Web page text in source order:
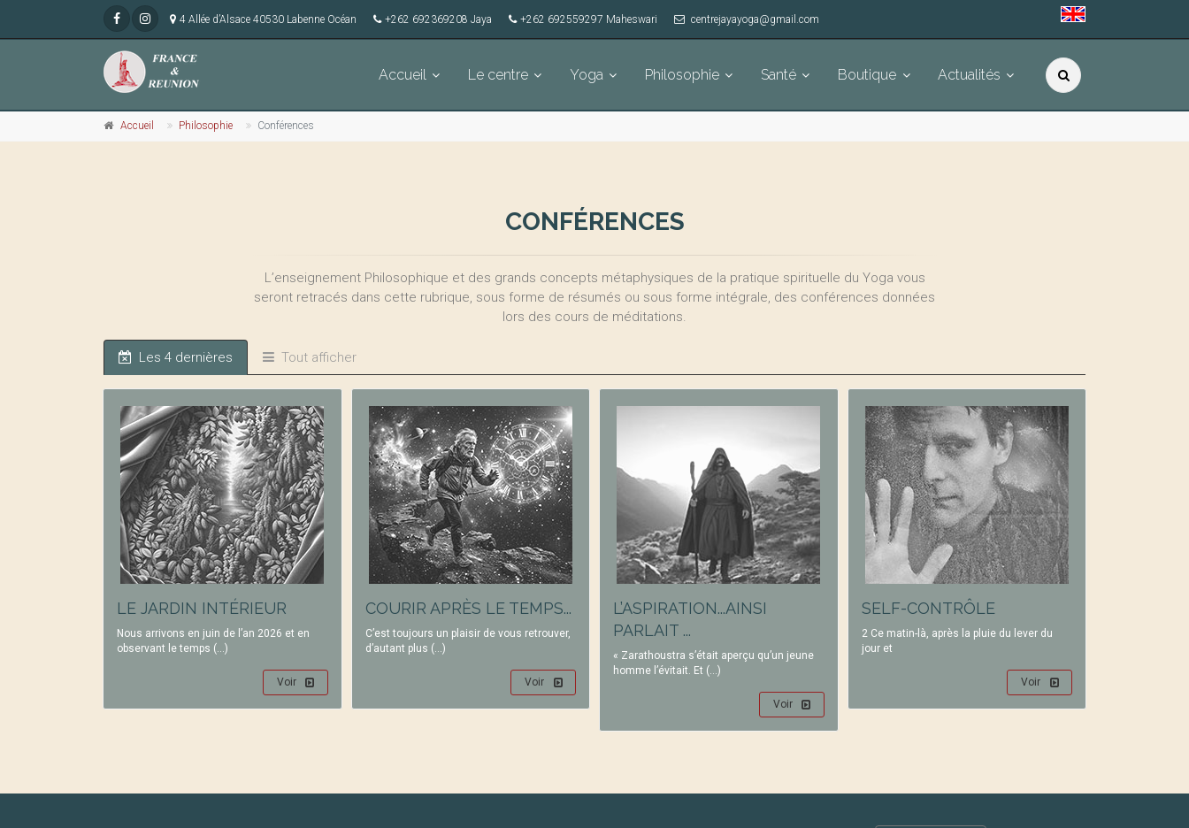
4 Allée d’Alsace 40530 Labenne Océan +262 692369208 Jaya +262 692559297 Maheswari centrejayayoga@gmail.com
Accueil Le centre Yoga Philosophie Santé Boutique Actualités
Accueil Philosophie Conférences
CONFÉRENCES
L’enseignement Philosophique et des grands concepts métaphysiques de la pratique spirituelle du Yoga vous
seront retracés dans cette rubrique, sous forme de résumés ou sous forme intégrale, des conférences données
lors des cours de méditations.
Les 4 dernières Tout afficher
LE JARDIN INTÉRIEUR
Nous arrivons en juin de l’an 2026 et en
observant le temps (…)
Voir
COURIR APRÈS LE TEMPS...
C’est toujours un plaisir de vous retrouver,
d’autant plus (…)
Voir
L’ASPIRATION...AINSI
PARLAIT ...
« Zarathoustra s’était aperçu qu’un jeune
homme l’évitait. Et (…)
Voir
SELF-CONTRÔLE
2 Ce matin-là, après la pluie du lever du
jour et
Voir